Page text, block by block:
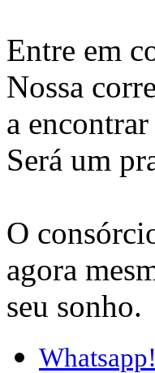
Entre em
Nossa
a
Será um
O
agora
seu sonho.
Whatsapp!